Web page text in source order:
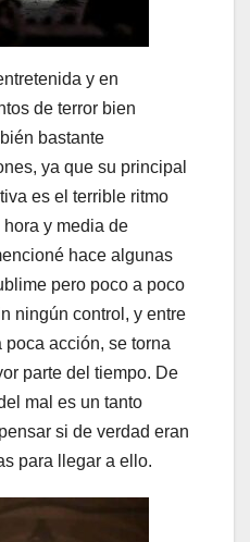
y en
de terror bien
bastante
ya que su principal
es el terrible ritmo
y media de
hace algunas
pero poco a poco
ningún control, y entre
poca acción, se torna
parte del tiempo. De
mal es un tanto
si de verdad eran
para llegar a ello.